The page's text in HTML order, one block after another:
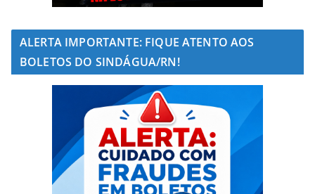
ALERTA IMPORTANTE: FIQUE ATENTO AOS
BOLETOS DO SINDÁGUA/RN!